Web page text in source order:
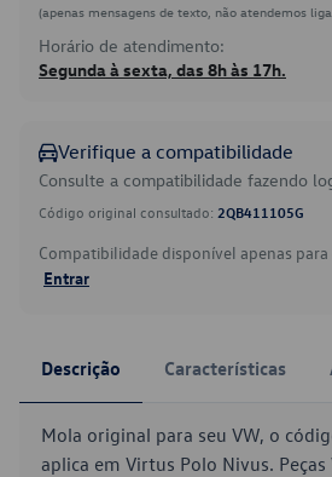
(apenas mensagens de texto, não atendemos
Horário de atendimento:
Segunda à sexta, das 8h às 17h.
Verifique a compatibilidade
Consulte a compatibilidade fazendo
Código original consultado: 2QB411105G
Compatibilidade disponível apenas
Entrar
Descrição Características
Mola original para seu VW, o
aplica em Virtus Polo Nivus.